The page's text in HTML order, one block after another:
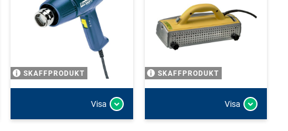
SKAFFPRODUKT
Visa
SKAFFPRODUKT
Visa